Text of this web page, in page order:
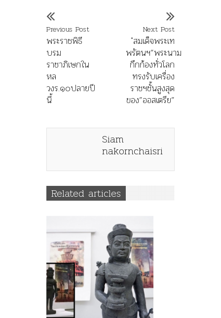
Previous Post
พระราชพิธี
บรม
ราชาภิเษกใน
หล
วงร.๑๐ปลายปี
นี้
Next Post
"สมเด็จพระเท
พรัตนฯ”พระนาม
กึกก้องทั่วโลก
ทรงรับเครื่อง
ราชฯชั้นสูงสุด
ของ”ออสเตรีย”
Siam
nakornchaisri
Related articles